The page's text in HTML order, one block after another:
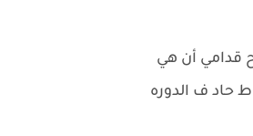
قدامي أن هي
حاد ف الدوره